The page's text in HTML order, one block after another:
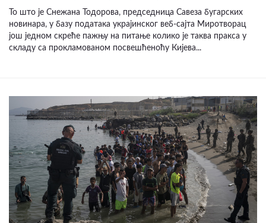
То што је Снежана Тодорова, председница Савеза бугарских
новинара, у базу података украјинског веб-сајта Миротворац
још једном скреће пажњу на питање колико је таква пракса у
складу са прокламованом посвешћеноћу Кијева...